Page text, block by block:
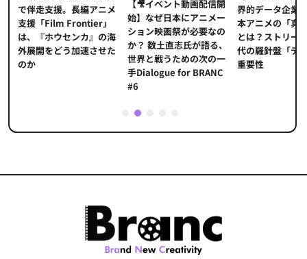
で伴走支援。長編アニメ
支援「Film Frontier」
は、『ホウセンカ』の海
外展開をどう加速させた
のか
【🎥イベント動画配信開
始】なぜ日本にアニメー
ション映画祭が必要なの
か？ 数土直志氏が語る、
世界と戦うための次の一
手Dialogue for BRANC
#6
界的データ企業
本アニメの「真
とは？ストリー
代の羅針盤「デ
重要性
2